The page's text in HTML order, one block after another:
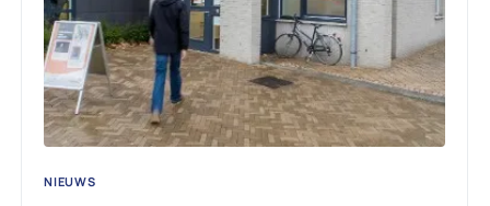
NIEUWS